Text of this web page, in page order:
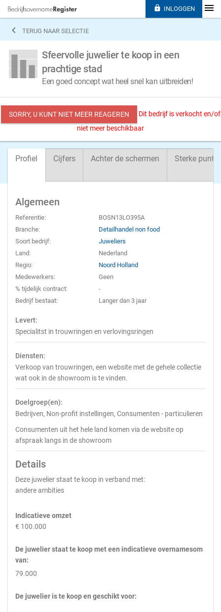
 TERUG NAAR SELECTIE
Sfeervolle juwelier te koop in een
prachtige stad
Een goed concept wat heel snel kan uitbreiden!
SORRY, U KUNT NIET MEER REAGEREN
Dit bedrijf is verkocht en/of
niet meer beschikbaar
Profiel Cijfers Achter de schermen Sterke
Algemeen
Referentie:
BOSN13LO395A
Branche:
Detailhandel non food
Soort bedrijf:
Juweliers
Land:
Nederland
Regio:
Noord Holland
Medewerkers:
Geen
% tijdelijk contract:
-
Bedrijf bestaat:
Langer dan 3 jaar
Levert:
Specialitst in trouwringen en verlovingsringen
Diensten:
Verkoop van trouwringen, een website met de gehele collectie
wat ook in de showroom is te vinden.
Doelgroep(en):
Bedrijven, Non-profit instellingen, Consumenten - particulieren
Consumenten uit het hele land komen via de website op
afspraak langs in de showroom
Details
Deze juwelier staat te koop in verband met:
andere ambities
Indicatieve omzet
€ 100.000
De juwelier staat te koop met een indicatieve overnamesom
van:
79.000
De juwelier is te koop en geschikt voor:
 INLOGGEN